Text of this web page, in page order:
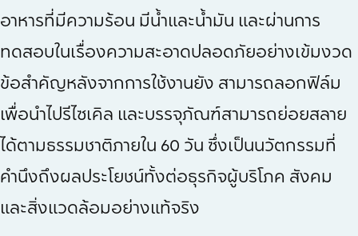
อาหารที่มีความร้อน มีน้ำและน้ำมัน และผ่านการ
ทดสอบในเรื่องความสะอาดปลอดภัยอย่างเข้มงวด
ข้อสำคัญหลังจากการใช้งานยัง สามารถลอกฟิล์ม
เพื่อนำไปรีไซเคิล และบรรจุภัณฑ์สามารถย่อยสลาย
ได้ตามธรรมชาติภายใน 60 วัน ซึ่งเป็นนวัตกรรมที่
คำนึงถึงผลประโยชน์ทั้งต่อธุรกิจผู้บริโภค สังคม
และสิ่งแวดล้อมอย่างแท้จริง